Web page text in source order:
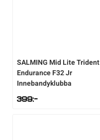
SALMING Mid Lite Trident
Endurance F32 Jr
Innebandyklubba
399:-